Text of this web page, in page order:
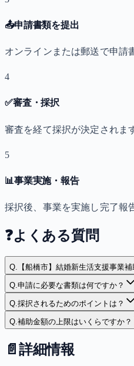
📤申請書類を提出
オンラインまたは郵送で申請
4
✅審査・採択
審査を経て採択が決定されま
5
📊事業実施・報告
採択後、事業を実施し完了報
❓よくある質問
Q. 【船橋市】結婚新生活支援事業
Q.申請に必要な書類は何ですか？
Q.採択されるためのポイントは？
Q.補助金額の上限はいくらですか？
📄 詳細情報